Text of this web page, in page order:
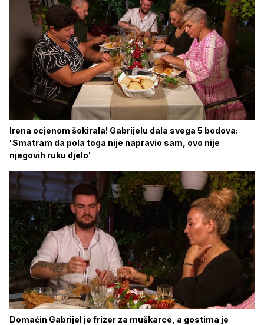
Irena ocjenom šokirala! Gabrijelu dala svega 5 bodova:
'Smatram da pola toga nije napravio sam, ovo nije
njegovih ruku djelo'
Domaćin Gabrijel je frizer za muškarce, a gostima je